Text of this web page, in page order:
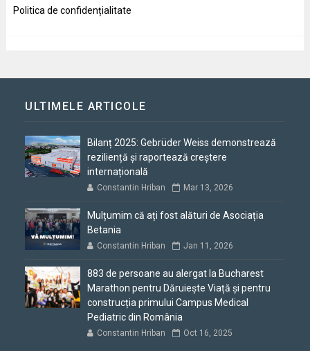
Politica de confidențialitate
ULTIMELE ARTICOLE
Bilanț 2025: Gebrüder Weiss demonstrează
reziliență și raportează creștere
internațională
Constantin Hriban Mar 13, 2026
Mulțumim că ați fost alături de Asociația
Betania
Constantin Hriban Jan 11, 2026
883 de persoane au alergat la Bucharest
Marathon pentru Dăruiește Viață și pentru
construcția primului Campus Medical
Pediatric din România
Constantin Hriban Oct 16, 2025